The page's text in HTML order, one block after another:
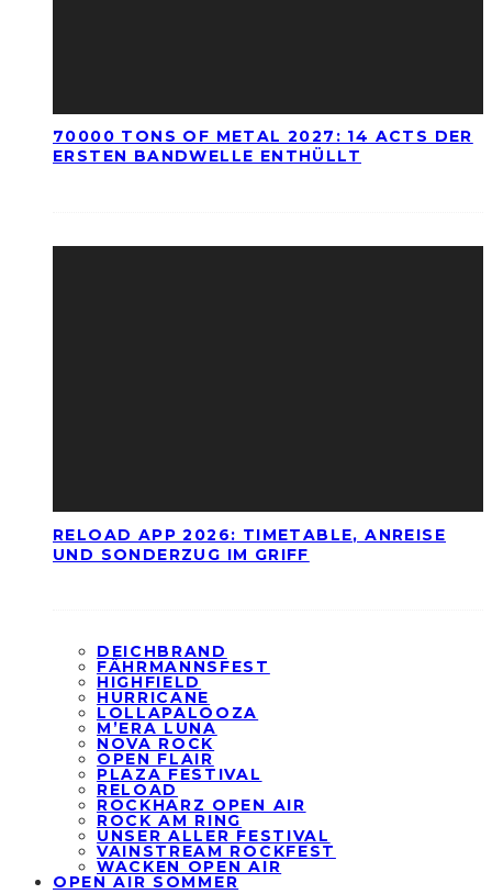
70000 TONS OF METAL 2027: 14 ACTS DER
ERSTEN BANDWELLE ENTHÜLLT
RELOAD APP 2026: TIMETABLE, ANREISE
UND SONDERZUG IM GRIFF
DEICHBRAND
FÄHRMANNSFEST
HIGHFIELD
HURRICANE
LOLLAPALOOZA
M’ERA LUNA
NOVA ROCK
OPEN FLAIR
PLAZA FESTIVAL
RELOAD
ROCKHARZ OPEN AIR
ROCK AM RING
UNSER ALLER FESTIVAL
VAINSTREAM ROCKFEST
WACKEN OPEN AIR
OPEN AIR SOMMER